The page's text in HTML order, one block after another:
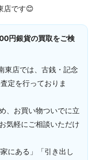
店です😊
円銀貨の買取をご検
東店では、古銭・記念
定を行っておりま
、お買い物ついでに立
気軽にご相談いただけ
にある」「引き出し